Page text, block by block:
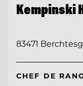
Kempinski
83471
CHEF DE